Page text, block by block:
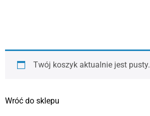
Twój koszyk aktualnie jest pusty.
Wróć do sklepu